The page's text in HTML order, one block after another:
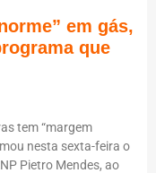
em gás,
que
tem “margem
nesta sexta-feira o
Pietro Mendes, ao